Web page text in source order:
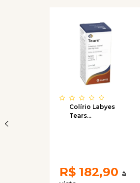
Colírio Labyes
Tears
R$ 182,90